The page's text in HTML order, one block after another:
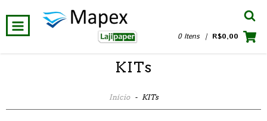
0 Itens | R$0,00
KITs
Início - KITs